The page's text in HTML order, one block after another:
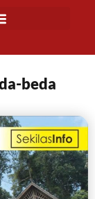
beda